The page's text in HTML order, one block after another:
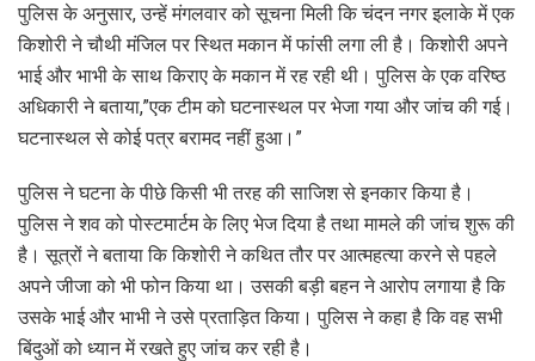
पुलिस के अनुसार, उन्हें मंगलवार को सूचना मिली कि चंदन नगर इलाके में एक
किशोरी ने चौथी मंजिल पर स्थित मकान में फांसी लगा ली है। किशोरी अपने
भाई और भाभी के साथ किराए के मकान में रह रही थी। पुलिस के एक वरिष्ठ
अधिकारी ने बताया,”एक टीम को घटनास्थल पर भेजा गया और जांच की गई।
घटनास्थल से कोई पत्र बरामद नहीं हुआ।”
पुलिस ने घटना के पीछे किसी भी तरह की साजिश से इनकार किया है।
पुलिस ने शव को पोस्टमार्टम के लिए भेज दिया है तथा मामले की जांच शुरू की
है। सूत्रों ने बताया कि किशोरी ने कथित तौर पर आत्महत्या करने से पहले
अपने जीजा को भी फोन किया था। उसकी बड़ी बहन ने आरोप लगाया है कि
उसके भाई और भाभी ने उसे प्रताड़ित किया। पुलिस ने कहा है कि वह सभी
बिंदुओं को ध्यान में रखते हुए जांच कर रही है।